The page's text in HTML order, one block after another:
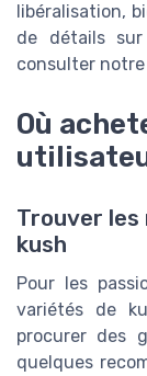
libéralisation,
de détails
consulter notre
Où
Trouver
kush
Pour les
variétés de
procurer des
quelques